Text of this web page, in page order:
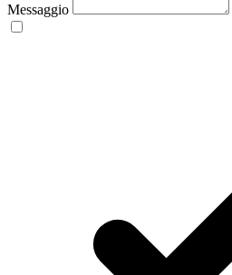
Messaggio